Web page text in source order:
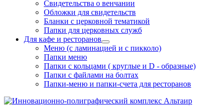
Свидетельства о венчании
Обложки для свидетельств
Бланки с церковной тематикой
Папки для церковных служб
Для кафе и ресторанов
Меню (с ламинацией и с пикколо)
Папки меню
Папки с кольцами ( круглые и D - образные)
Папки с файлами на болтах
Папки-меню и папки-счета для ресторанов